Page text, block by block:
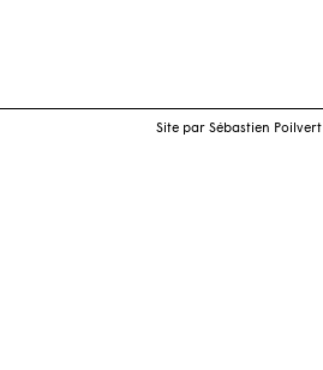
Site par Sébastien Poilvert